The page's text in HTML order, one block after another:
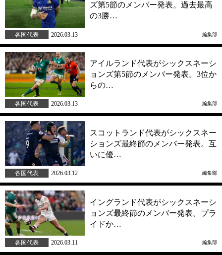
ズ第5節のメンバー発表。過去最高
の3勝…
各国代表 2026.03.13 編集部
アイルランド代表がシックスネーシ
ョンズ第5節のメンバー発表。3位か
らの…
各国代表 2026.03.13 編集部
スコットランド代表がシックスネー
ションズ最終節のメンバー発表。互
いに優…
各国代表 2026.03.12 編集部
イングランド代表がシックスネーシ
ョンズ最終節のメンバー発表。プラ
イドか…
各国代表 2026.03.11 編集部